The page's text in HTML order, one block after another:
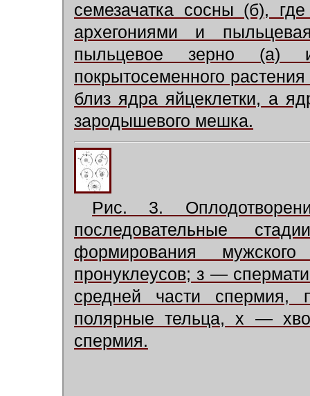
семезачатка сосны (б),
архегониями и
пыльцевое зерно (а)
покрытосеменного
близ ядра яйцеклетки, а
зародышевого мешка.
Рис. 3.
последовательные
формирования
пронуклеусов; з —
средней части
полярные тельца, х —
спермия.